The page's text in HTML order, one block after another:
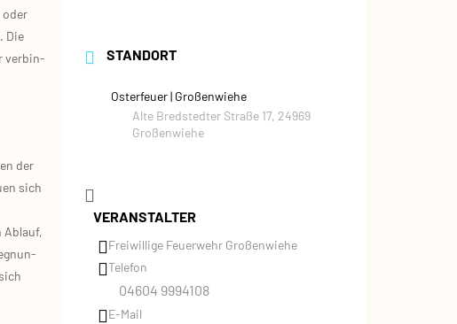
oder
Die
ver­bin­
der
sich
Ablauf,
STANDORT
Osterfeuer | Großenwiehe
Alte Bredstedter Straße 17, 24969
Großenwiehe
VERANSTALTER
Freiwillige Feuerwehr Großenwiehe
Telefon
04604 9994108
E-Mail